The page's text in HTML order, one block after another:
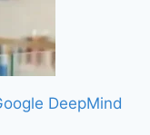
DeepMind